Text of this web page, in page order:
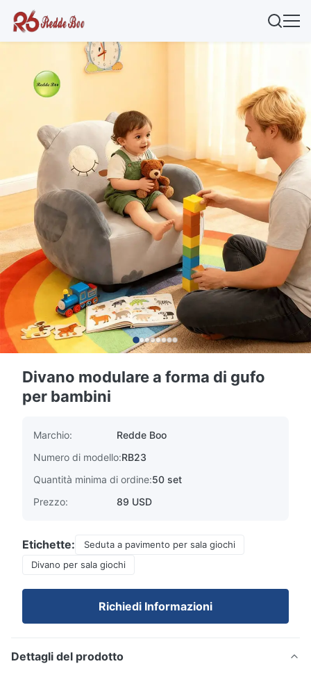
Divano modulare a forma di gufo
per bambini
Marchio:
Redde Boo
Numero di modello:RB23
Quantità minima di ordine:50 set
Prezzo:
89 USD
Etichette:
Seduta a pavimento per sala giochi
Divano per sala giochi
Richiedi Informazioni
Dettagli del prodotto